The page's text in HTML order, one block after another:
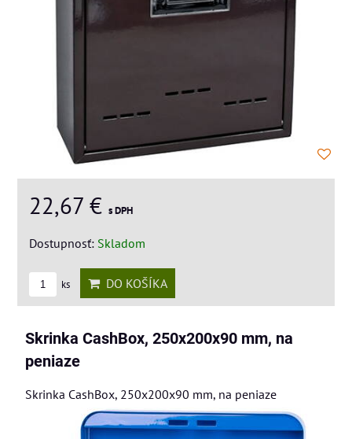
22,67 € s DPH
Dostupnosť: Skladom
ks DO KOŠÍKA
Skrinka CashBox, 250x200x90 mm, na
peniaze
Skrinka CashBox, 250x200x90 mm, na peniaze